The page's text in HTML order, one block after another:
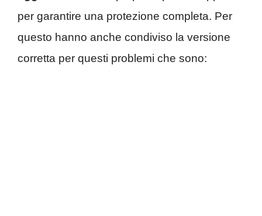
per garantire una protezione completa. Per
questo hanno anche condiviso la versione
corretta per questi problemi che sono: